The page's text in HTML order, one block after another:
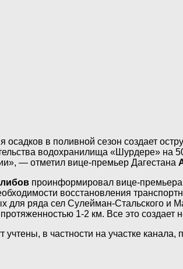
осадков в поливной сезон создает
водохранилища «Шурдере»
— отметил вице-премьер Дагестана
проинформировал вице-премьера
восстановления
ряда сел Сулейман-Стальского и
1-2 км. Все это
в частности на участке